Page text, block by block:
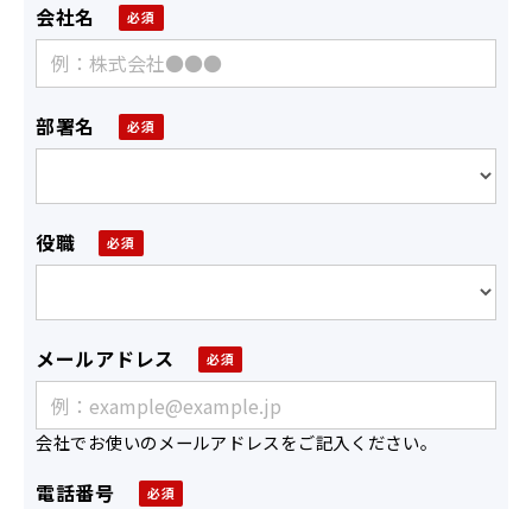
会社名
部署名
役職
メールアドレス
会社でお使いのメールアドレスをご記入ください。
電話番号